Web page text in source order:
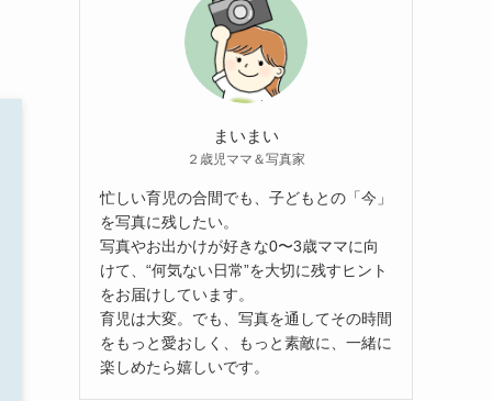
まいまい
２歳児ママ＆写真家
忙しい育児の合間でも、子どもとの「今」
を写真に残したい。
写真やお出かけが好きな0〜3歳ママに向
けて、“何気ない日常”を大切に残すヒント
をお届けしています。
育児は大変。でも、写真を通してその時間
をもっと愛おしく、もっと素敵に、一緒に
楽しめたら嬉しいです。